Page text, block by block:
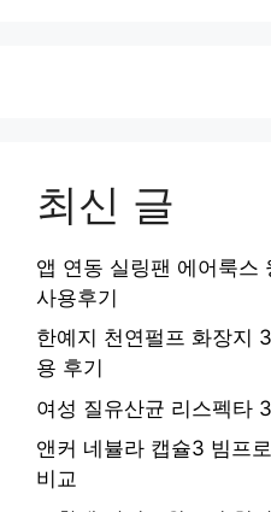
최신 글
앱 연동 실링팬 에어룩스
사용후기
한예지 천연펄프 화장지
용 후기
여성 질유산균 리스펙타
앤커 네뷸라 캡슐3 빔프
비교